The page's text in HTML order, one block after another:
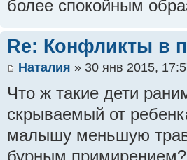
более спокойным
Re: Конфликты в
Наталия » 30 янв 2015,
Что ж такие дети
скрываемый от
малышу меньшую
бурным примирением?